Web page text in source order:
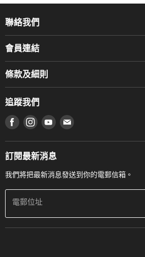
聯絡我們
服務部
通利工程
登記保養
產品序號查詢
聯絡我們
會員連結
香港管弦樂導師協會
條款及細則
使用條款及細則
私隱條款
門市購買產品及服務
追蹤我們
在 Facebook 上找到我們
在 Instagram 上找到我們
在 Youtube 上找到我們
在 電子郵件 上找到我們
訂閱最新消息
我們將把最新消息發送到你的電郵信箱。
電郵位址